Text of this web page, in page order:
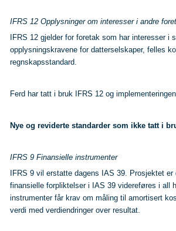
IFRS 12 Opplysninger om interesser i andre
IFRS 12 gjelder for foretak som har interesser
opplysningskravene for datterselskaper, felles
regnskapsstandard.
Ferd har tatt i bruk IFRS 12 og
Nye og reviderte standarder som ikke tatt i
IFRS 9 Finansielle instrumenter
IFRS 9 vil erstatte dagens IAS 39. Prosjektet
finansielle forpliktelser i IAS 39 videreføres i all
instrumenter får krav om måling til amortisert
verdi med verdiendringer over resultat.